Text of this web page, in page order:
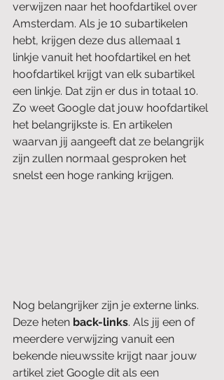
verwijzen naar het hoofdartikel over
Amsterdam. Als je 10 subartikelen
hebt, krijgen deze dus allemaal 1
linkje vanuit het hoofdartikel en het
hoofdartikel krijgt van elk subartikel
een linkje. Dat zijn er dus in totaal 10.
Zo weet Google dat jouw hoofdartikel
het belangrijkste is. En artikelen
waarvan jij aangeeft dat ze belangrijk
zijn zullen normaal gesproken het
snelst een hoge ranking krijgen.
Nog belangrijker zijn je externe links.
Deze heten back-links. Als jij een of
meerdere verwijzing vanuit een
bekende nieuwssite krijgt naar jouw
artikel ziet Google dit als een